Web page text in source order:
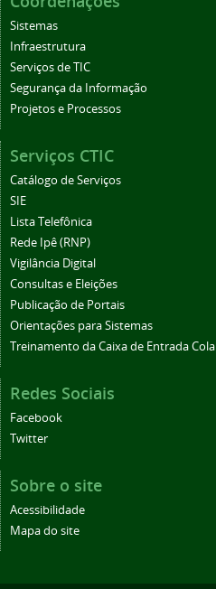
Sistemas
Infraestrutura
Serviços de TIC
Segurança da Informação
Projetos e Processos
Serviços CTIC
Catálogo de Serviços
SIE
Lista Telefônica
Rede Ipê (RNP)
Vigilância Digital
Consultas e Eleições
Publicação de Portais
Orientações para Sistemas
Treinamento da Caixa de Entrada
Redes Sociais
Facebook
Twitter
Sobre o site
Acessibilidade
Mapa do site